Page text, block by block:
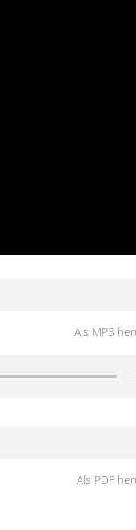
Als MP3
Als PDF